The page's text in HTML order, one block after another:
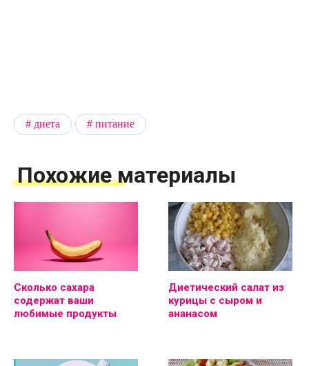
диета питание
Похожие материалы
Сколько сахара
содержат ваши
любимые продукты
Диетический салат из
курицы с сыром и
ананасом